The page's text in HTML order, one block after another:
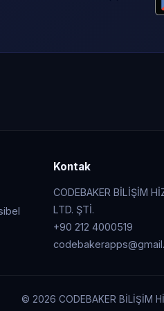
Kontak
CODEBAKER BİLİŞİM
LTD. ŞTİ.
+90 212 4000519
© 2026 CODEBAKER BİLİŞİM